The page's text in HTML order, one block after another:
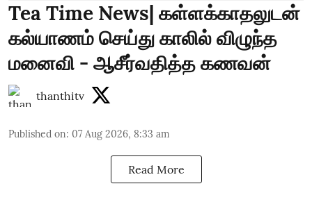
Tea Time News| கள்ளக்காதலுடன்
கல்யாணம் செய்து காலில் விழுந்த
மனைவி - ஆசீர்வதித்த கணவன்
thanthitv
Published on: 07 Aug 2026, 8:33 am
Read More